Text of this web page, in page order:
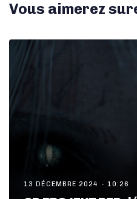
Vous aimerez
13 DÉCEMBRE 2024 - 10:26